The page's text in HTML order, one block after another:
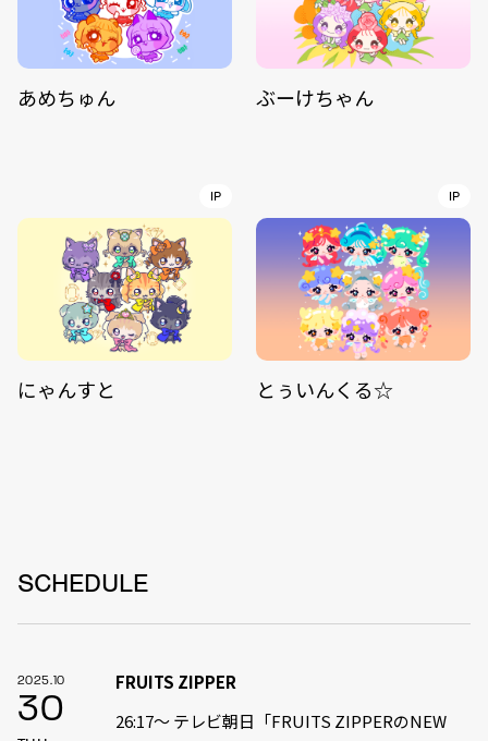
あめちゅん ぶーけちゃん
IP
にゃんすと
IP
とぅいんくる☆
SCHEDULE
2025.10
30
FRUITS ZIPPER
26:17～ テレビ朝日「FRUITS ZIPPERのNEW